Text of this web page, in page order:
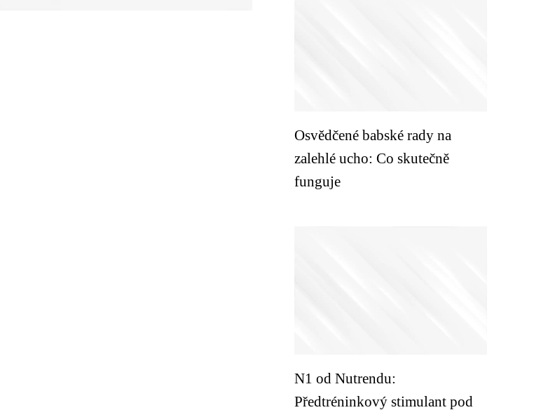
Osvědčené babské rady na
zalehlé ucho: Co skutečně
funguje
N1 od Nutrendu:
Předtréninkový stimulant pod